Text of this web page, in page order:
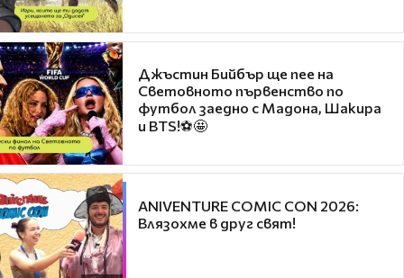
Джъстин Бийбър ще пее на
Световното първенство по
футбол заедно с Мадона, Шакира
и BTS!⚽🤩
ANIVENTURE COMIC CON 2026:
Влязохме в друг свят!